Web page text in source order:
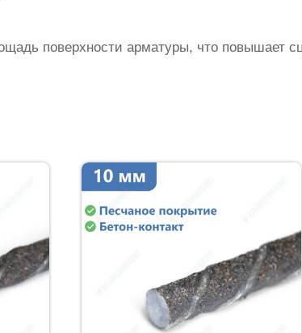
поверхности арматуры, что повышает